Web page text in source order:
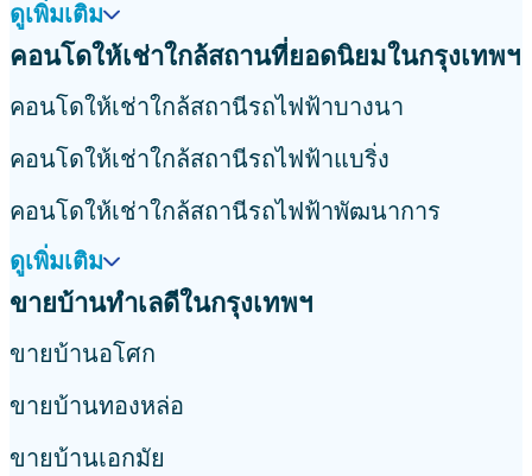
ดูเพิ่มเติม
คอนโดให้เช่าใกล้สถานที่ยอดนิยมในกรุงเทพฯ
คอนโดให้เช่าใกล้สถานีรถไฟฟ้าบางนา
คอนโดให้เช่าใกล้สถานีรถไฟฟ้าแบริ่ง
คอนโดให้เช่าใกล้สถานีรถไฟฟ้าพัฒนาการ
ดูเพิ่มเติม
ขายบ้านทำเลดีในกรุงเทพฯ
ขายบ้านอโศก
ขายบ้านทองหล่อ
ขายบ้านเอกมัย